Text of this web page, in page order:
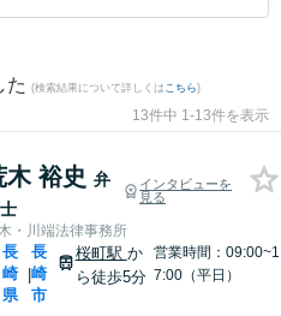
た (検索結果について詳しくは こちら)
13件中 1-13件を表示
木 裕史 弁
インタビューを
見る
・川端法律事務所
長
崎
県
|
長
崎
市
桜町駅 か
ら徒歩5分
営業時間：09:00~1
7:00（平日）